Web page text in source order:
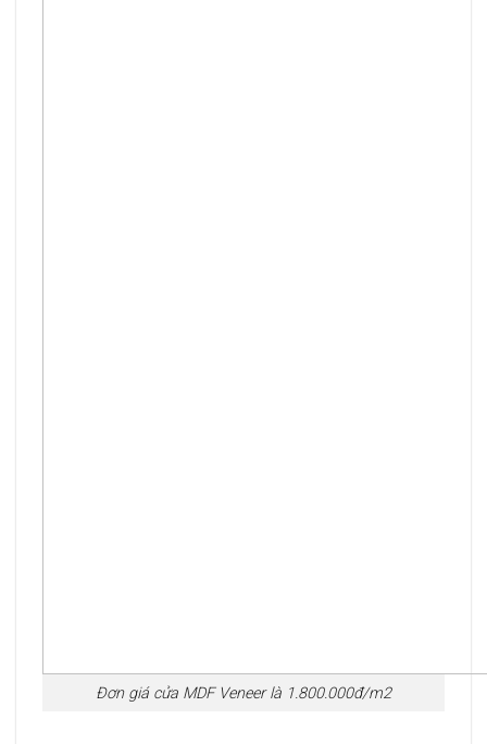
Đơn giá cửa MDF Veneer là 1.800.000đ/m2